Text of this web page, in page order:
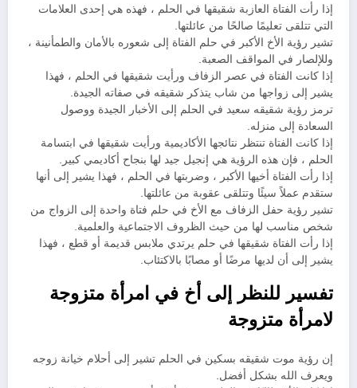
إذا رأت الفتاة العازبة شقيقها في الحلم ، فهذه هي إحدى العلامات
التي تتلقى تعليمًا صالحًا من عائلتها.
تشير رؤية الأخ الأكبر في حلم الفتاة إلى شعوره بالأمان والطمأنينة ،
وللإلصار في المواقف الصعبة.
إذا كانت الفتاة في عصر الزفاف ورأيت شقيقها في الحلم ، فهذا
يشير إلى زواجها من شاب يتذكر شقيقه في صفاته الجيدة.
ترمز رؤية شقيقه سعيد في الحلم إلى الأخبار الجيدة ووصول
السعادة إلى منزله.
إذا كانت الفتاة تنتظر نتائجها الأكاديمية ورأيت شقيقها في ابتسامة
الحلم ، فإن هذه الرؤية هي إنجيل جيد لها بنجاح أكاديمي كبير.
إذا رأت الفتاة أخيها الأكبر ، وضربتها في الحلم ، فهذا يشير إلى أنها
ستقدم عملاً سيئًا وتتلقى عقوبة من عائلتها.
تشير رؤية حفل الزفاف مع الأخ في حلم فتاة واحدة إلى الزواج من
شخص مناسب لها من حيث الظروف الاجتماعية والعلمية.
إذا رأت الفتاة شقيقها في حلم يرتدي ملابس قديمة أو قطع ، فهذا
يشير إلى أن لديها مرضًا أو مصابًا بالاكتئاب.
تفسير للنظر إلى أخ في امرأة متزوجة
لامرأة متزوجة
إن رؤية موت شقيقه بسكين في الحلم تشير إلى أحلام خيانة زوجه
ويعرف الله بشكل أفضل.